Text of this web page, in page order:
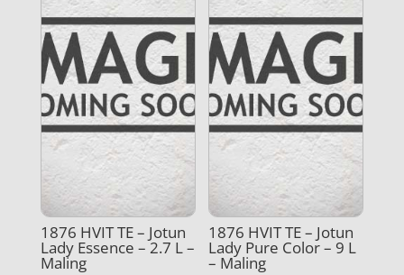
1876 HVIT TE – Jotun
Lady Essence – 2.7 L –
Maling
1876 HVIT TE – Jotun
Lady Pure Color – 9 L
– Maling